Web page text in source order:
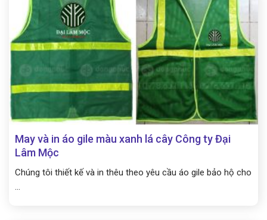
May và in áo gile màu xanh lá cây Công ty Đại
Lâm Mộc
Chúng tôi thiết kế và in thêu theo yêu cầu áo gile bảo hộ cho
...